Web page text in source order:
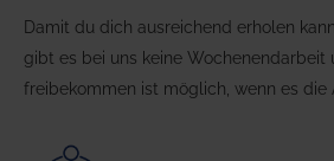
Damit du dich ausreichend erholen
gibt es bei uns keine Wochenendarbeit
freibekommen ist möglich, wenn es die